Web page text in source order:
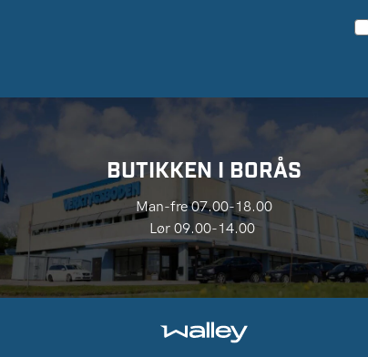
BUTIKKEN I BORÅS
Man-fre 07.00-18.00
Lør 09.00-14.00